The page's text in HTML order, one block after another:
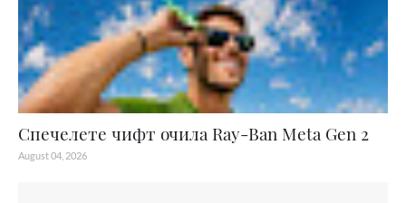
Спечелете чифт очила Ray-Ban Meta Gen 2
August 04, 2026